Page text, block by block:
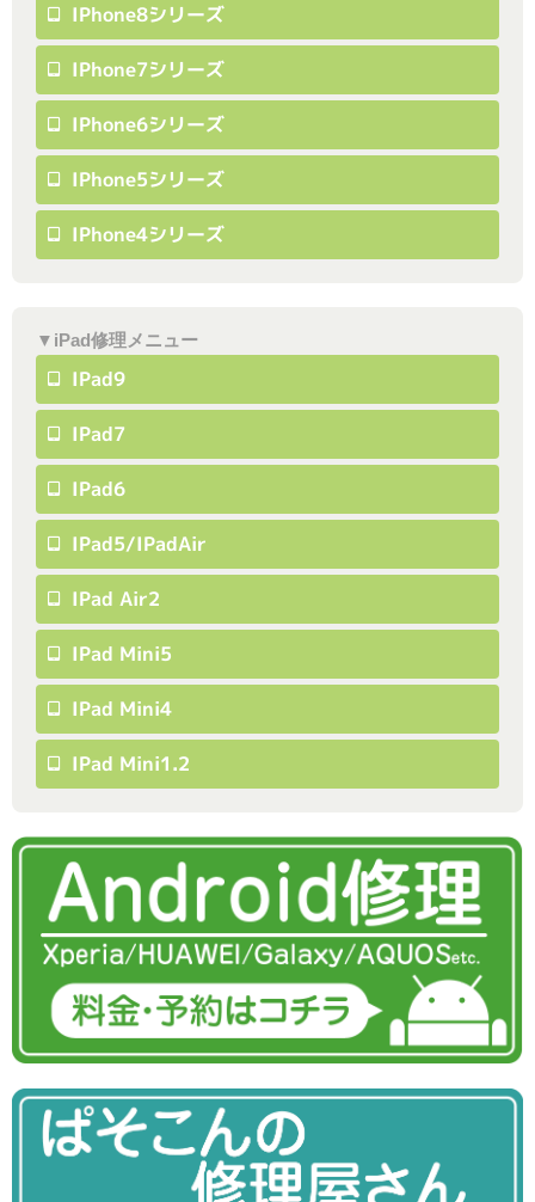
IPhone8シリーズ
IPhone7シリーズ
IPhone6シリーズ
IPhone5シリーズ
IPhone4シリーズ
▼iPad修理メニュー
IPad9
IPad7
IPad6
IPad5/iPadAir
IPad Air2
IPad Mini5
IPad Mini4
IPad Mini1.2